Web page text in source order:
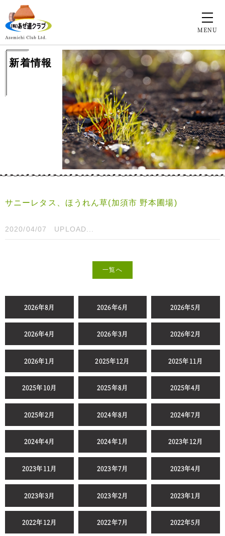
MENU
新着情報
サニーレタス、ほうれん草(加須市 野本圃場)
2020/04/07 UPLOAD...
一覧へ
2026年8月 2026年6月 2026年5月
2026年4月 2026年3月 2026年2月
2026年1月 2025年12月 2025年11月
2025年10月 2025年8月 2025年4月
2025年2月 2024年8月 2024年7月
2024年4月 2024年1月 2023年12月
2023年11月 2023年7月 2023年4月
2023年3月 2023年2月 2023年1月
2022年12月 2022年7月 2022年5月